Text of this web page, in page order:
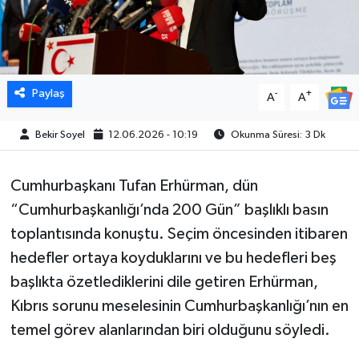
Paylaş A- A+
Bekir Soyel 12.06.2026 - 10:19 Okunma Süresi: 3 Dk
Cumhurbaşkanı Tufan Erhürman, dün
“Cumhurbaşkanlığı’nda 200 Gün” başlıklı basın
toplantısında konuştu. Seçim öncesinden itibaren
hedefler ortaya koyduklarını ve bu hedefleri beş
başlıkta özetlediklerini dile getiren Erhürman,
Kıbrıs sorunu meselesinin Cumhurbaşkanlığı’nın en
temel görev alanlarından biri olduğunu söyledi.